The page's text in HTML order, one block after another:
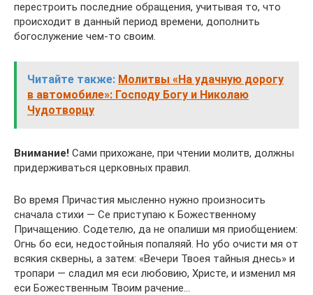
перестроить последние обращения, учитывая то, что
происходит в данный период времени, дополнить
богослужение чем-то своим.
Читайте также: Молитвы «На удачную дорогу
в автомобиле»: Господу Богу и Николаю
Чудотворцу
Внимание! Сами прихожане, при чтении молитв, должны
придерживаться церковных правил.
Во время Причастия мысленно нужно произносить
сначала стихи — Се приступаю к Божественному
Причащению. Содетелю, да не опалиши мя приобщением:
Огнь бо еси, недостойныя попаляяй. Но убо очисти мя от
всякия скверны, а затем: «Вечери Твоея тайныя днесь» и
тропари — сладил мя еси любовию, Христе, и изменил мя
еси Божественным Твоим рачение…